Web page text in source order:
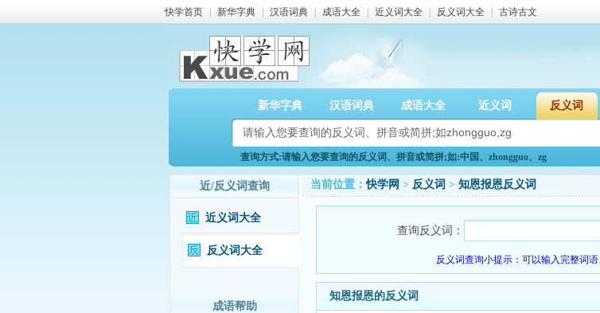
快学首页 新华字典 汉语词典 成语大全 近义词大全 反义词大全 古诗古文
新华字典 汉语词典 成语大全 近义词 反义词
查询方式:请输入您要查询的反义词、拼音或简拼;如:中国、zhongguo、zg
近/反义词查询
近义词大全
反义词大全
成语帮助
当前位置：快学网 > 反义词 > 知恩报恩反义词
查询反义词：
反义词查询小提示：可以输入完整词
知恩报恩的反义词